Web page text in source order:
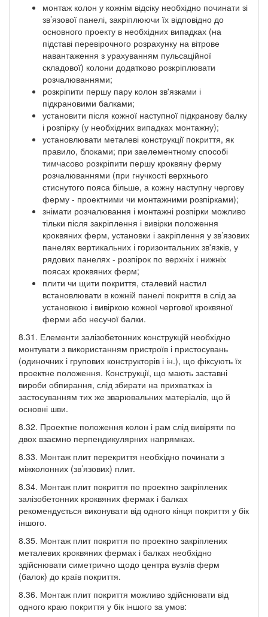
монтаж колон у кожнім відсіку необхідно починати зі
зв’язової панелі, закріплюючи їх відповідно до
основного проекту в необхідних випадках (на
підставі перевірочного розрахунку на вітрове
навантаження з урахуванням пульсаційної
складової) колони додатково розкріплювати
розчалюваннями;
розкріпити першу пару колон зв'язками і
підкрановими балками;
установити після кожної наступної підкранову балку
і розпірку (у необхідних випадках монтажну);
установлювати металеві конструкції покриття, як
правило, блоками; при заелементному способі
тимчасово розкріпити першу кроквяну ферму
розчалюваннями (при гнучкості верхнього
стиснутого пояса більше, а кожну наступну чергову
ферму - проектними чи монтажними розпірками);
знімати розчалювання і монтажні розпірки можливо
тільки після закріплення і вивірки положення
кроквяних ферм, установки і закріплення у зв’язових
панелях вертикальних і горизонтальних зв'язків, у
рядових панелях - розпірок по верхніх і нижніх
поясах кроквяних ферм;
плити чи щити покриття, сталевий настил
встановлювати в кожній панелі покриття в слід за
установкою і вивіркою кожної чергової кроквяної
ферми або несучої балки.
8.31. Елементи залізобетонних конструкцій необхідно
монтувати з використанням пристроїв і пристосувань
(одиночних і групових конструкторів і ін.), що фіксують їх
проектне положення. Конструкції, що мають заставні
вироби обпирання, слід збирати на прихватках із
застосуванням тих же зварювальних матеріалів, що й
основні шви.
8.32. Проектне положення колон і рам слід вивіряти по
двох взаємно перпендикулярних напрямках.
8.33. Монтаж плит перекриття необхідно починати з
міжколонних (зв’язових) плит.
8.34. Монтаж плит покриття по проектно закріплених
залізобетонних кроквяних фермах і балках
рекомендується виконувати від одного кінця покриття у бік
іншого.
8.35. Монтаж плит покриття по проектно закріплених
металевих кроквяних фермах і балках необхідно
здійснювати симетрично щодо центра вузлів ферм
(балок) до країв покриття.
8.36. Монтаж плит покриття можливо здійснювати від
одного краю покриття у бік іншого за умов: